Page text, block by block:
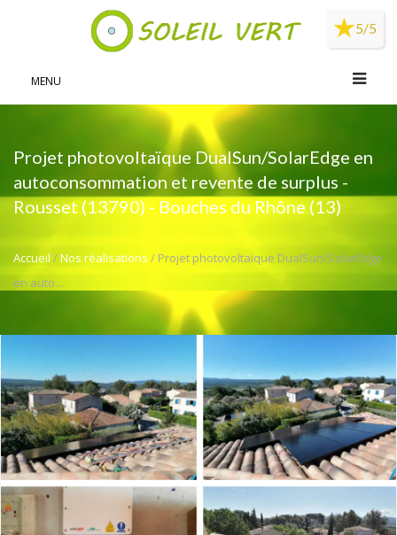
5/5
MENU
Projet photovoltaïque DualSun/SolarEdge en
autoconsommation et revente de surplus -
Rousset (13790) - Bouches du Rhône (13)
Accueil /Nos réalisations / Projet photovoltaïque DualSun/SolarEdge
en auto...
Panneau de gestion des cookies